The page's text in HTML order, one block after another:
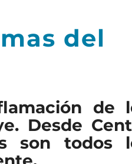
del
de
Desde
son todos